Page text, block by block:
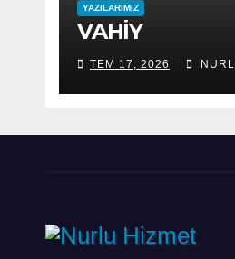
YAZILARIMIZ
VAHİY
TEM 17, 2026